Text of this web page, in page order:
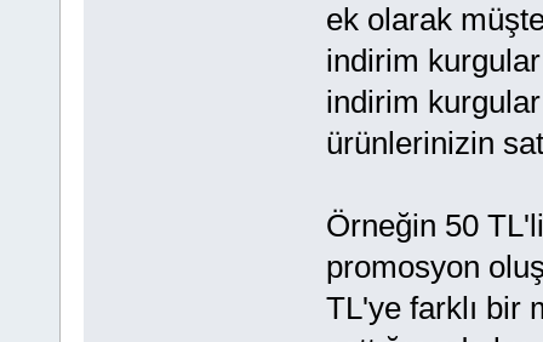
ek olarak
indirim
indirim
ürünlerinizin
Örneğin 50
promosyon
TL'ye farklı bir